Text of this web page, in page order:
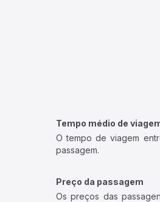
Tempo médio de
O tempo de viagem
passagem.
Preço da passagem
Os preços das